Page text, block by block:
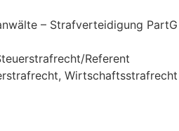
– Strafverteidigung PartG
Referent
Wirtschaftsstrafrecht